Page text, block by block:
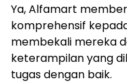
Ya, Alfamart
komprehensif
membekali mereka
keterampilan yang
tugas dengan baik.